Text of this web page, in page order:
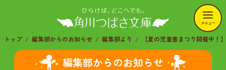
メニュー
トップ 編集部からのお知らせ 編集部より 【夏の児童書まつり開催中
編集部からのお知らせ